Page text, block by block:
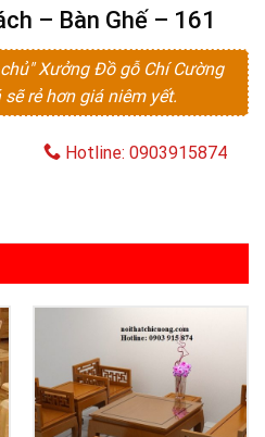
– Bàn Ghế – 161
Xưởng Đồ gỗ Chí Cường
sẽ rẻ hơn giá niêm yết.
Hotline: 0903915874